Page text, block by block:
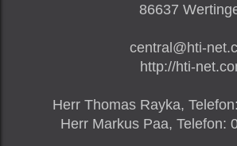
86637
central@hti-
http://hti-
Herr Thomas Rayka, Telefon:
Herr Markus Paa, Telefon: